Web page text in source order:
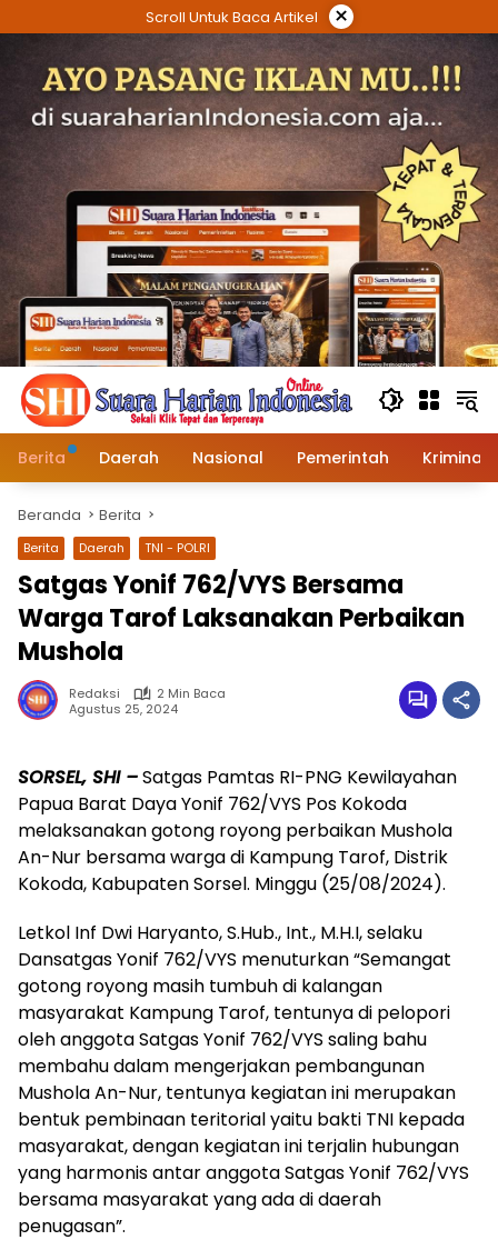
ke
Scroll Untuk Baca Artikel ×
Berita Daerah Nasional Pemerintah Kriminal
Beranda Berita
Berita Daerah TNI - POLRI
Satgas Yonif 762/VYS Bersama
Warga Tarof Laksanakan Perbaikan
Mushola
Redaksi
2 Min Baca
Agustus 25, 2024
SORSEL, SHI –Satgas Pamtas RI-PNG Kewilayahan
Papua Barat Daya Yonif 762/VYS Pos Kokoda
melaksanakan gotong royong perbaikan Mushola
An-Nur bersama warga di Kampung Tarof, Distrik
Kokoda, Kabupaten Sorsel. Minggu (25/08/2024).
Letkol Inf Dwi Haryanto, S.Hub., Int., M.H.I, selaku
Dansatgas Yonif 762/VYS menuturkan “Semangat
gotong royong masih tumbuh di kalangan
masyarakat Kampung Tarof, tentunya di pelopori
oleh anggota Satgas Yonif 762/VYS saling bahu
membahu dalam mengerjakan pembangunan
Mushola An-Nur, tentunya kegiatan ini merupakan
bentuk pembinaan teritorial yaitu bakti TNI kepada
masyarakat, dengan kegiatan ini terjalin hubungan
yang harmonis antar anggota Satgas Yonif 762/VYS
bersama masyarakat yang ada di daerah
penugasan”.